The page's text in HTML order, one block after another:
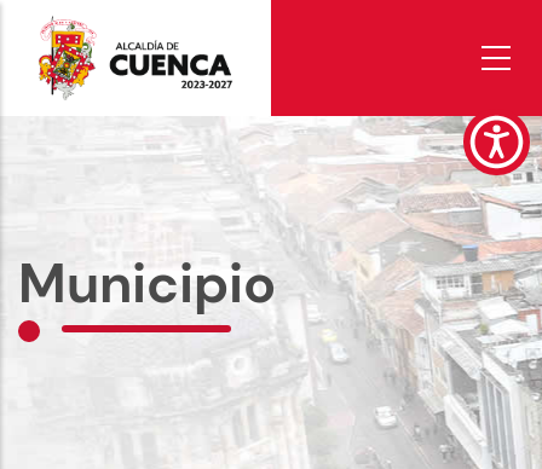
contenido
principal
Municipio